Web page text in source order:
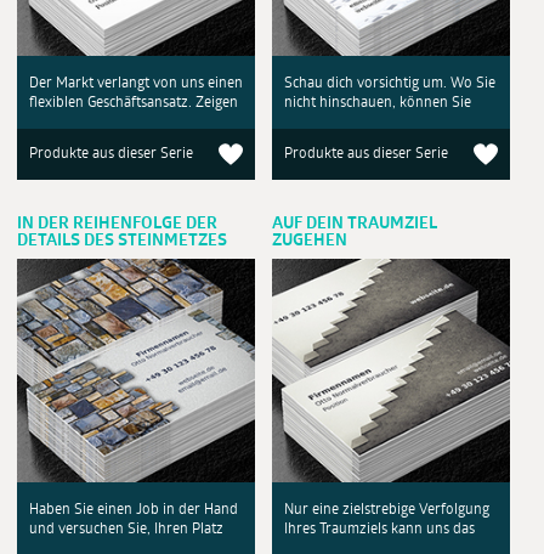
Der Markt verlangt von uns einen
flexiblen Geschäftsansatz. Zeigen
Produkte aus dieser Serie
Schau dich vorsichtig um. Wo Sie
nicht hinschauen, können Sie
Produkte aus dieser Serie
IN DER REIHENFOLGE DER
DETAILS DES STEINMETZES
Haben Sie einen Job in der Hand
und versuchen Sie, Ihren Platz
AUF DEIN TRAUMZIEL
ZUGEHEN
Nur eine zielstrebige Verfolgung
Ihres Traumziels kann uns das